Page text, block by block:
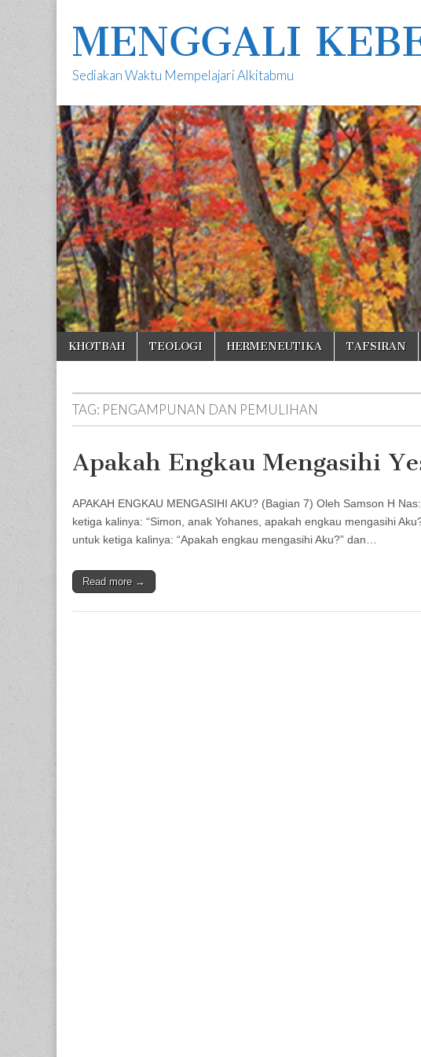
MENGGALI
Sediakan Waktu Mempelajari Alkitabmu
Main
menu
Skip
KHOTBAH TEOLOGI HERMENEUTIKA TAFSIRAN
TAG: PENGAMPUNAN DAN PEMULIHAN
Apakah Engkau Mengasihi
APAKAH ENGKAU MENGASIHI AKU? (Bagian 7) Oleh Samson H
ketiga kalinya: “Simon, anak Yohanes, apakah engkau mengasihi
untuk ketiga kalinya: “Apakah engkau mengasihi Aku?” dan…
Read more →